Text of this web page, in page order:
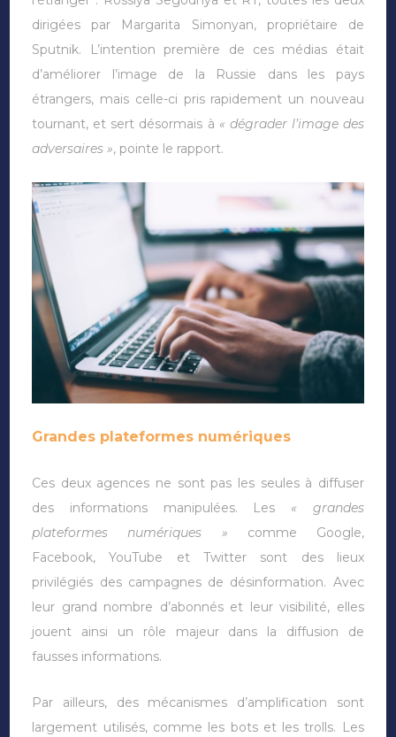
dirigées par Margarita Simonyan, propriétaire de
Sputnik. L’intention première de ces médias était
d’améliorer l’image de la Russie dans les pays
étrangers, mais celle-ci pris rapidement un nouveau
tournant, et sert désormais à « dégrader l’image des
adversaires », pointe le rapport.
Grandes plateformes numériques
Ces deux agences ne sont pas les seules à diffuser
des informations manipulées. Les « grandes
plateformes numériques » comme Google,
Facebook, YouTube et Twitter sont des lieux
privilégiés des campagnes de désinformation. Avec
leur grand nombre d’abonnés et leur visibilité, elles
jouent ainsi un rôle majeur dans la diffusion de
fausses informations.
Par ailleurs, des mécanismes d’amplification sont
largement utilisés, comme les bots et les trolls. Les